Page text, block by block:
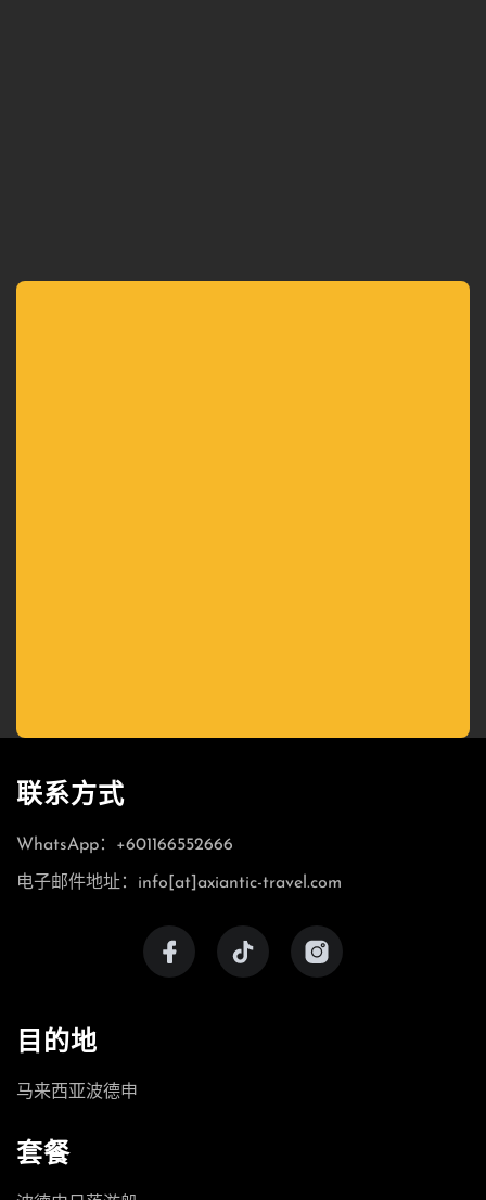
联系方式
WhatsApp：+601166552666
电子邮件地址：info[at]axiantic-travel.com
目的地
马来西亚波德申
套餐